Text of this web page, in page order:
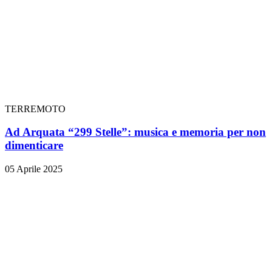
TERREMOTO
Ad Arquata “299 Stelle”: musica e memoria per non
dimenticare
05 Aprile 2025